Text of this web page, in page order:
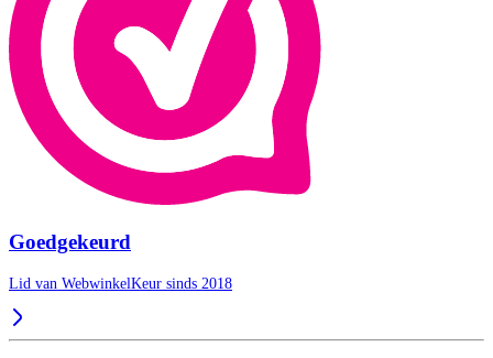
Goedgekeurd
Lid van WebwinkelKeur sinds 2018